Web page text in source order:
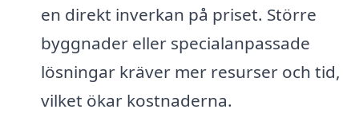
en direkt inverkan på priset. Större
byggnader eller specialanpassade
lösningar kräver mer resurser och tid,
vilket ökar kostnaderna.